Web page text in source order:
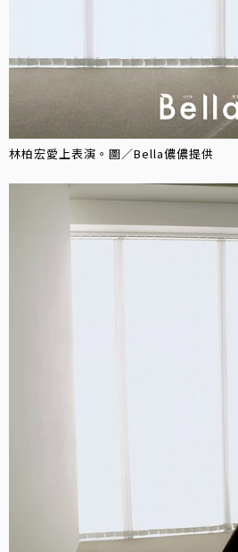
林柏宏愛上表演。圖／Bella儂儂提供